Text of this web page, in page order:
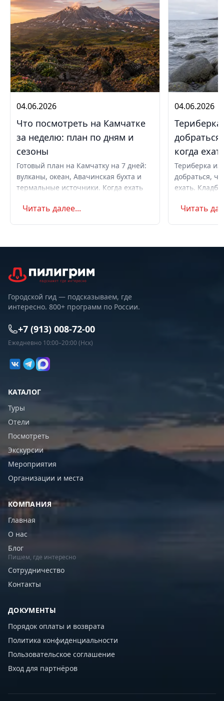
04.06.2026
Что посмотреть на Камчатке
за неделю: план по дням и
сезоны
Готовый план на Камчатку на 7 дней:
вулканы, океан, Авачинская бухта и
термальные источники. Когда ехать
самостоятельно или с туром.
Читать далее...
04.06.2026
когда
Териберка
добраться,
ехать.
Маршрут на
Читать
Городской гид — подсказываем, где
интересно. 800+ программ по России.
+7 (913) 008-72-00
Ежедневно 10:00–20:00 (Нск)
КАТАЛОГ
Туры
Отели
Посмотреть
Экскурсии
Мероприятия
Организации и места
КОМПАНИЯ
Главная
О нас
Блог
Пишем, где интересно
Сотрудничество
Контакты
ДОКУМЕНТЫ
Порядок оплаты и возврата
Политика конфиденциальности
Пользовательское соглашение
Вход для партнёров